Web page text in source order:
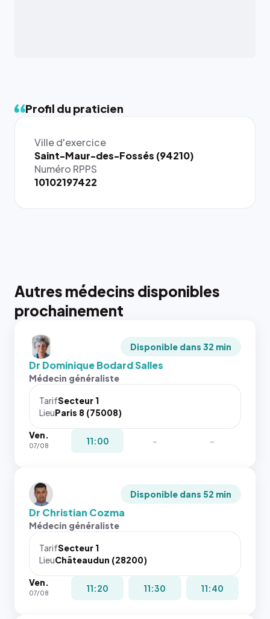
Profil du praticien
Ville d'exercice
Saint-Maur-des-Fossés (94210)
Numéro RPPS
10102197422
Autres médecins disponibles
prochainement
Disponible dans 32 min
Dr Dominique Bodard Salles
Médecin généraliste
TarifSecteur 1
LieuParis 8 (75008)
Ven.
07/08 11:00 - -
Disponible dans 52 min
Dr Christian Cozma
Médecin généraliste
TarifSecteur 1
LieuChâteaudun (28200)
Ven.
07/08 11:20 11:30 11:40